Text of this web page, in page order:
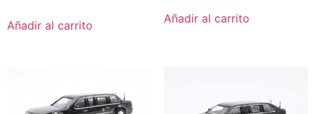
Añadir al carrito Añadir al carrito